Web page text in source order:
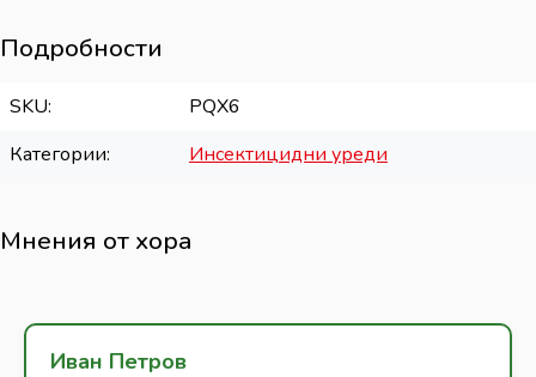
Подробности
SKU
PQX6
Категории
Инсектицидни уреди
Мнения от хора
Иван Петров